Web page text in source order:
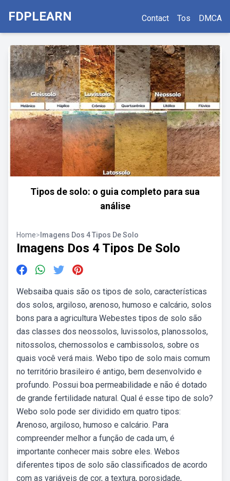
FDPLEARN Contact Tos DMCA
Tipos de solo: o guia completo para sua
análise
Home> Imagens Dos 4 Tipos De Solo
Imagens Dos 4 Tipos De Solo
Websaiba quais são os tipos de solo, características
dos solos, argiloso, arenoso, humoso e calcário, solos
bons para a agricultura Webestes tipos de solo são
das classes dos neossolos, luvissolos, planossolos,
nitossolos, chernossolos e cambissolos, sobre os
quais você verá mais. Webo tipo de solo mais comum
no território brasileiro é antigo, bem desenvolvido e
profundo. Possui boa permeabilidade e não é dotado
de grande fertilidade natural. Qual é esse tipo de solo?
Webo solo pode ser dividido em quatro tipos:
Arenoso, argiloso, humoso e calcário. Para
compreender melhor a função de cada um, é
importante conhecer mais sobre eles. Webos
diferentes tipos de solo são classificados de acordo
com as variáveis de cor, a textura, porosidade,